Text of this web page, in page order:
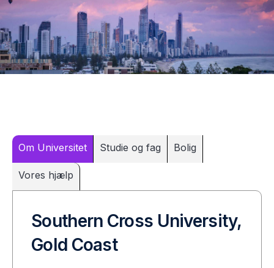
Om Universitet Studie og fag Bolig
Vores hjælp
Southern Cross University,
Gold Coast